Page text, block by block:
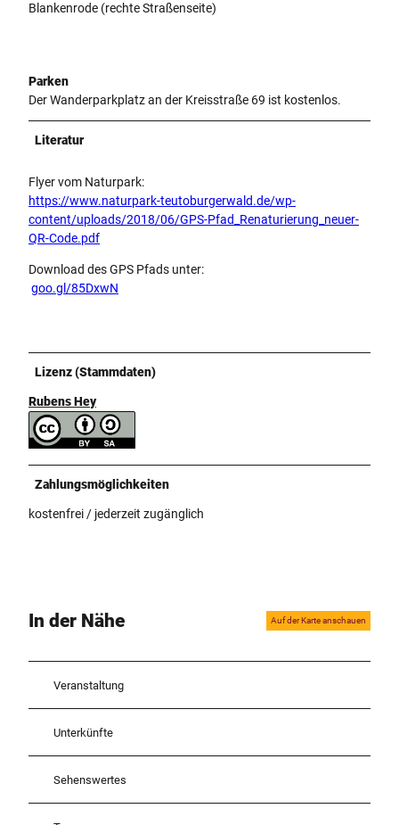
Blankenrode (rechte Straßenseite)
Parken
Der Wanderparkplatz an der Kreisstraße 69 ist kostenlos.
Literatur
Flyer vom Naturpark:
https://www.naturpark-teutoburgerwald.de/wp-
content/uploads/2018/06/GPS-Pfad_Renaturierung_neuer-
QR-Code.pdf
Download des GPS Pfads unter:
goo.gl/85DxwN
Lizenz (Stammdaten)
Rubens Hey
Zahlungsmöglichkeiten
kostenfrei / jederzeit zugänglich
In der Nähe Auf der Karte anschauen
Veranstaltung
Unterkünfte
Sehenswertes